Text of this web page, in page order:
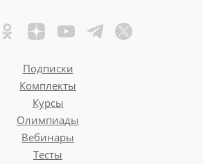
Подписки
Комплекты
Курсы
Олимпиады
Вебинары
Тесты